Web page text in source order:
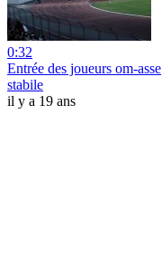
0:32
Entrée des joueurs om-asse
stabile
il y a 19 ans